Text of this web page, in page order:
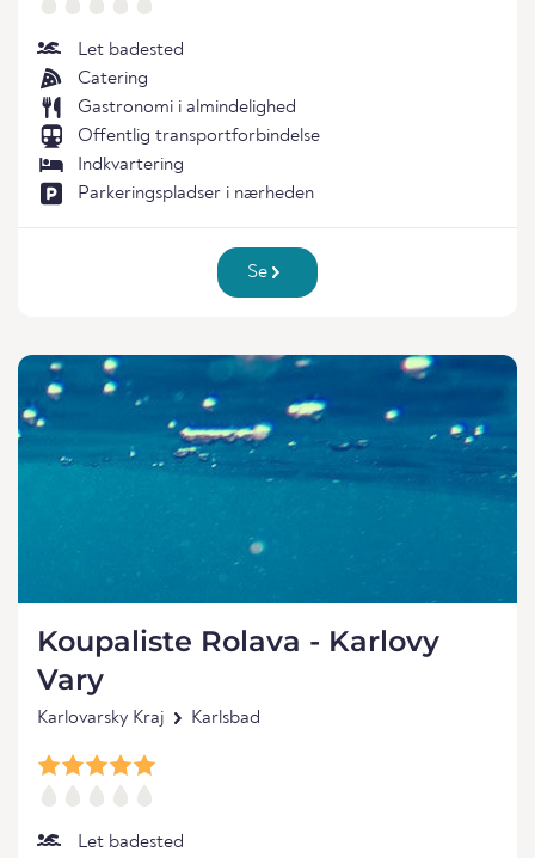
Let badested
Catering
Gastronomi i almindelighed
Offentlig transportforbindelse
Indkvartering
Parkeringspladser i nærheden
Se
Koupaliste Rolava - Karlovy
Vary
Karlovarsky Kraj Karlsbad
Let badested